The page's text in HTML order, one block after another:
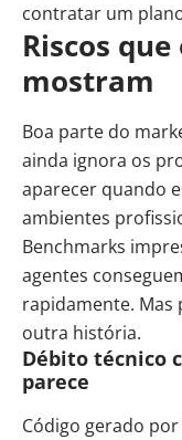
contratar um
Riscos
mostram
Boa parte do
ainda ignora os
aparecer quando
ambientes
Benchmarks
agentes
rapidamente.
outra história.
Débito técnico
parece
Código gerado